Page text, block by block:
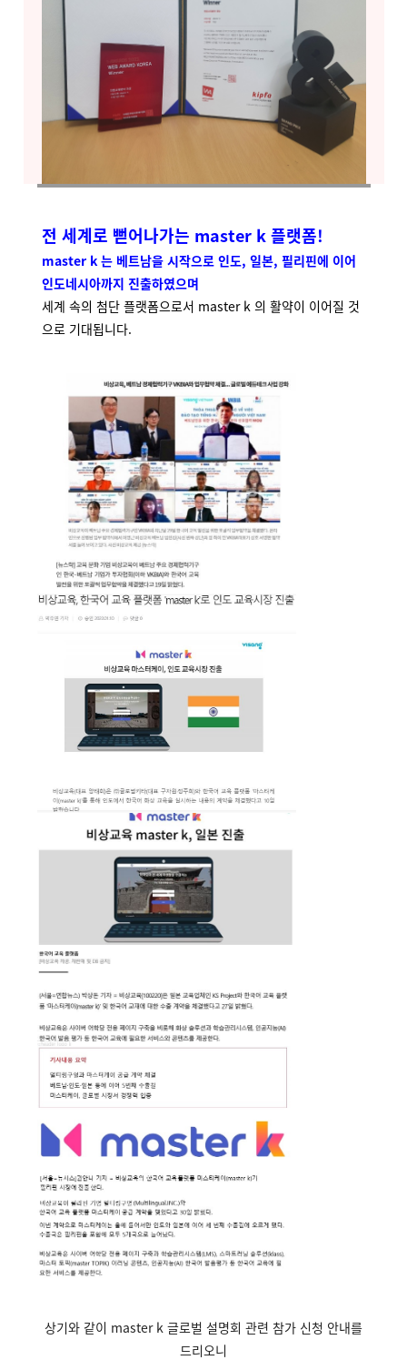
전 세계로 뻗어나가는 master k 플랫폼!
master k 는 베트남을 시작으로 인도, 일본, 필리핀에 이어
인도네시아까지 진출하였으며
세계 속의 첨단 플랫폼으로서 master k 의 활약이 이어질 것
으로 기대됩니다.
상기와 같이 master k 글로벌 설명회 관련 참가 신청 안내를
드리오니